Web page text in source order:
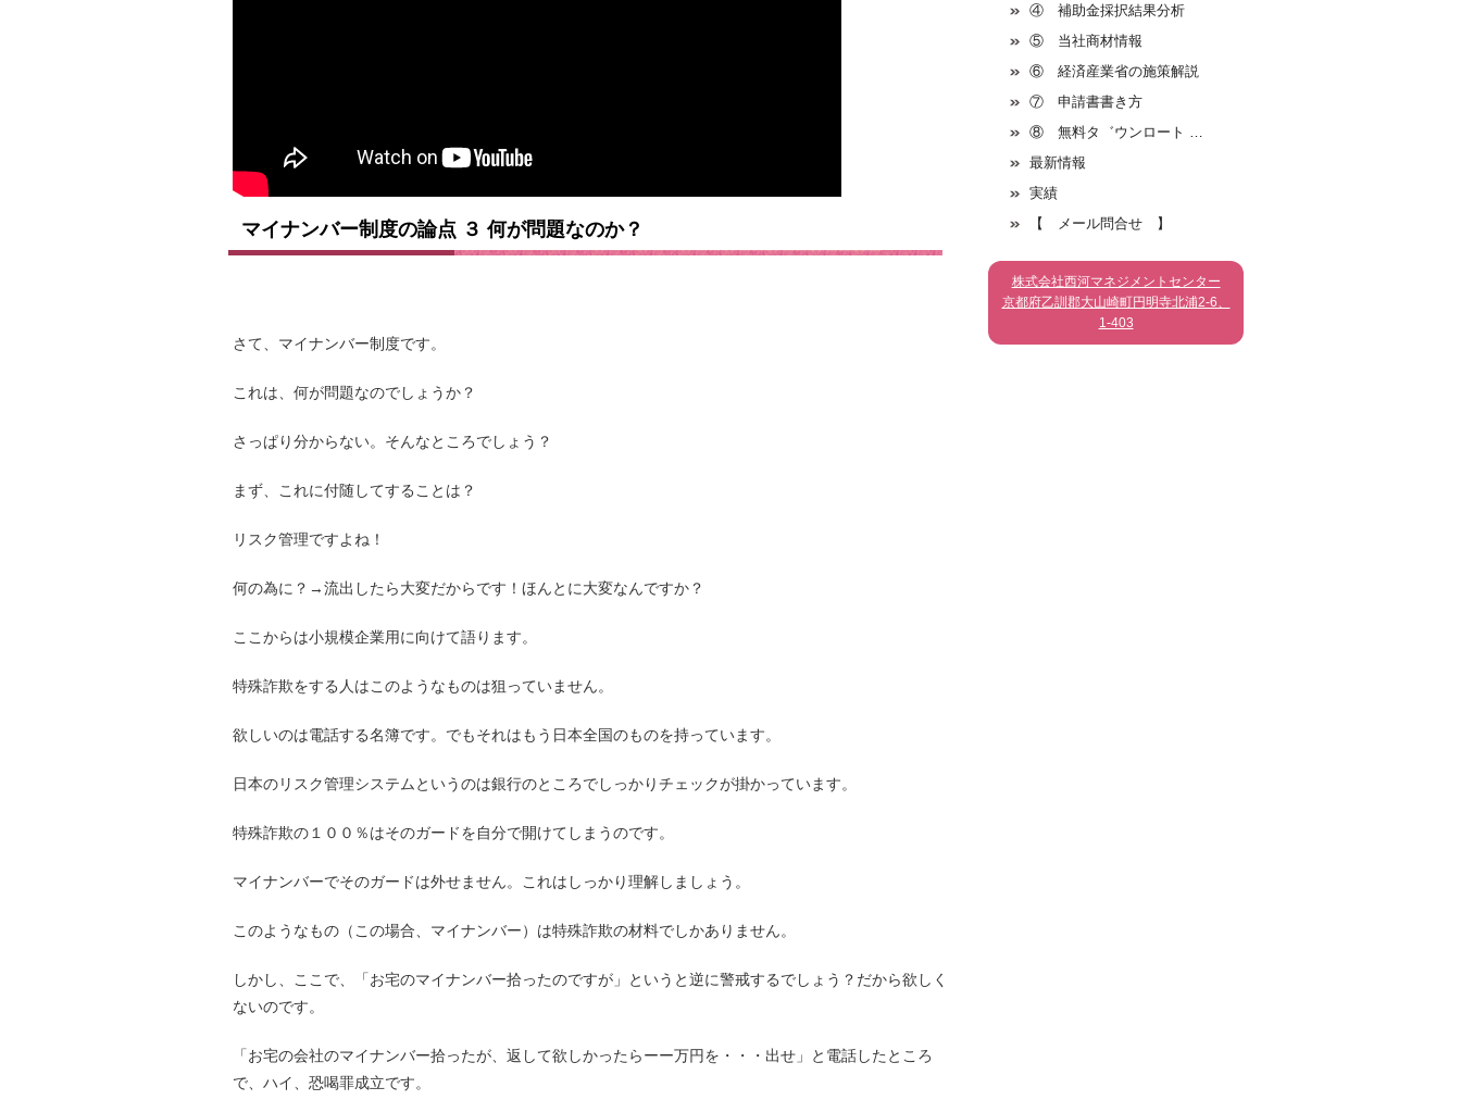
マイナンバー制度の論点 ３ 何が問題なのか？
さて、マイナンバー制度です。
これは、何が問題なのでしょうか？
さっぱり分からない。そんなところでしょう？
まず、これに付随してすることは？
リスク管理ですよね！
何の為に？→流出したら大変だからです！ほんとに大変なんですか？
ここからは小規模企業用に向けて語ります。
特殊詐欺をする人はこのようなものは狙っていません。
欲しいのは電話する名簿です。でもそれはもう日本全国のものを持っています。
日本のリスク管理システムというのは銀行のところでしっかりチェックが掛かっています。
特殊詐欺の１００％はそのガードを自分で開けてしまうのです。
マイナンバーでそのガードは外せません。これはしっかり理解しましょう。
このようなもの（この場合、マイナンバー）は特殊詐欺の材料でしかありません。
しかし、ここで、「お宅のマイナンバー拾ったのですが」というと逆に警戒するでしょう？だから欲しく
ないのです。
「お宅の会社のマイナンバー拾ったが、返して欲しかったらーー万円を・・・出せ」と電話したところ
で、ハイ、恐喝罪成立です。
④ 補助金採択結果分析
⑤ 当社商材情報
⑥ 経済産業省の施策解説
⑦ 申請書書き方
⑧ 無料タ゛ウンロート …
最新情報
実績
【 メール問合せ 】
株式会社西河マネジメントセンター
京都府乙訓郡大山崎町円明寺北浦2-6、
1-403